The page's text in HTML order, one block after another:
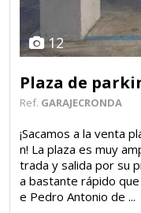
12
Plaza de
Ref. GARAJECRONDA
¡Sacamos a la venta
n! La plaza es muy
trada y salida por su
a bastante rápido
e Pedro Antonio de ...